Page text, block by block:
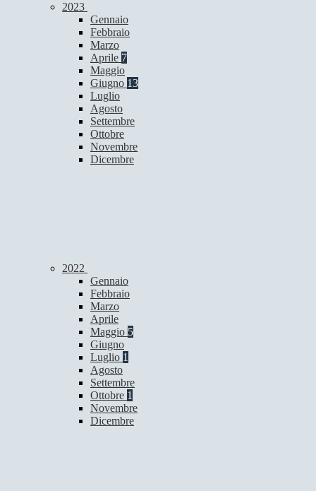
2023
Gennaio
Febbraio
Marzo
Aprile 7
Maggio
Giugno 13
Luglio
Agosto
Settembre
Ottobre
Novembre
Dicembre
2022
Gennaio
Febbraio
Marzo
Aprile
Maggio 5
Giugno
Luglio 1
Agosto
Settembre
Ottobre 1
Novembre
Dicembre